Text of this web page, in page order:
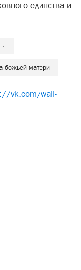
единства и
божьей матери
vk.com/wall-